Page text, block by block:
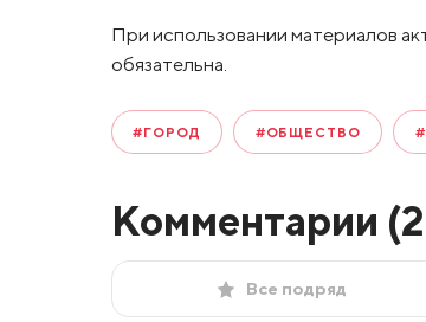
При использовании материалов
обязательна.
#ГОРОД #ОБЩЕСТВО
Комментарии (2
Все подряд